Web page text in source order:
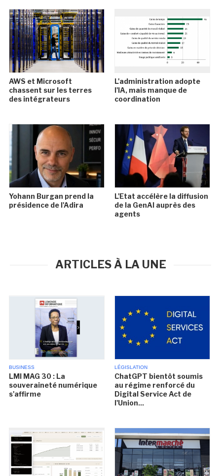
AWS et Microsoft
chassent sur les terres
des intégrateurs
L'administration adopte
l'IA, mais manque de
coordination
Yohann Burgan prend la
présidence de l'Adira
L'Etat accélère la diffusion
de la GenAI auprès des
agents
ARTICLES À LA UNE
BUSINESS
LMI MAG 30 : La
souveraineté numérique
s'affirme
LÉGISLATION
ChatGPT bientôt soumis
au régime renforcé du
Digital Service Act de
l'Union...